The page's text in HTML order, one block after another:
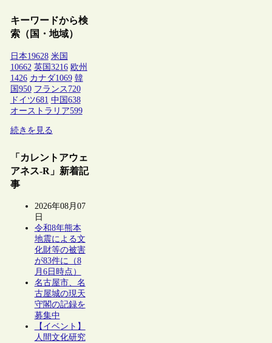
キーワードから検
索（国・地域）
日本19628 米国
10662 英国 3216 欧州
1426 カナダ1069 韓
国 950 フランス 720
ドイツ681 中国 638
オーストラリア599
続きを見る
「カレントアウェ
アネス-R」新着記
事
2026年08月07
日
令和8年熊本
地震による文
化財等の被害
が83件に（8
月6日時点）
名古屋市、名
古屋城の現天
守閣の記録を
募集中
【イベント】
人間文化研究